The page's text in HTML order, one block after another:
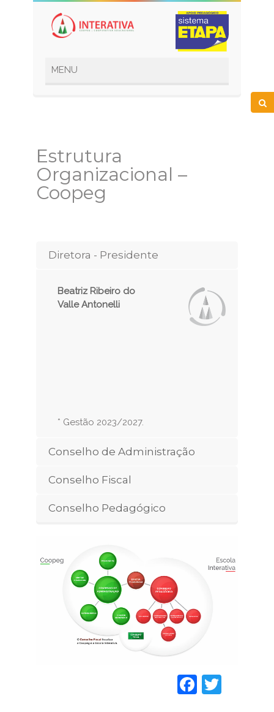
Estrutura
Organizacional –
Coopeg
Diretora - Presidente
Beatriz Ribeiro do
Valle Antonelli
* Gestão 2023/2027.
Conselho de Administração
Conselho Fiscal
Conselho Pedagógico